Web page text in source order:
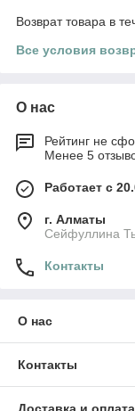
Возврат товара в
Все условия
О нас
Рейтинг не
Менее 5
Работает с
г. Алматы
Сейфуллина
Контакты
О нас
Контакты
Доставка и оплата